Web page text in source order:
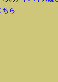
ちら